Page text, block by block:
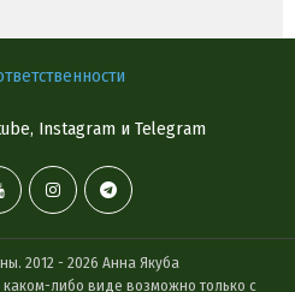
Instagram и Telegram
2012 - 2026 Анна Якуба
либо виде возможно только с